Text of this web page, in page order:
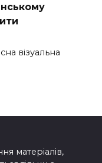
візуальна
матеріалів,